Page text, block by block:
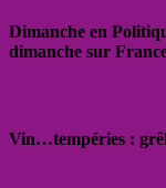
Dimanche en
dimanche sur
Vin…tempéries :